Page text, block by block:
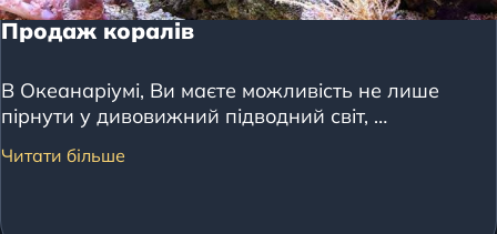
Продаж коралів
В Океанаріумі, Ви маєте можливість не лише
пірнути у дивовижний підводний світ, …
Читати більше